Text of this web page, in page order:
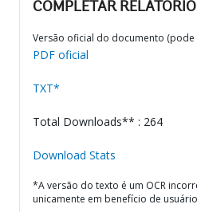
COMPLETAR RELATÓRIO
Versão oficial do documento (pode
PDF oficial
TXT*
Total Downloads** : 264
Download Stats
*A versão do texto é um OCR
unicamente em benefício de